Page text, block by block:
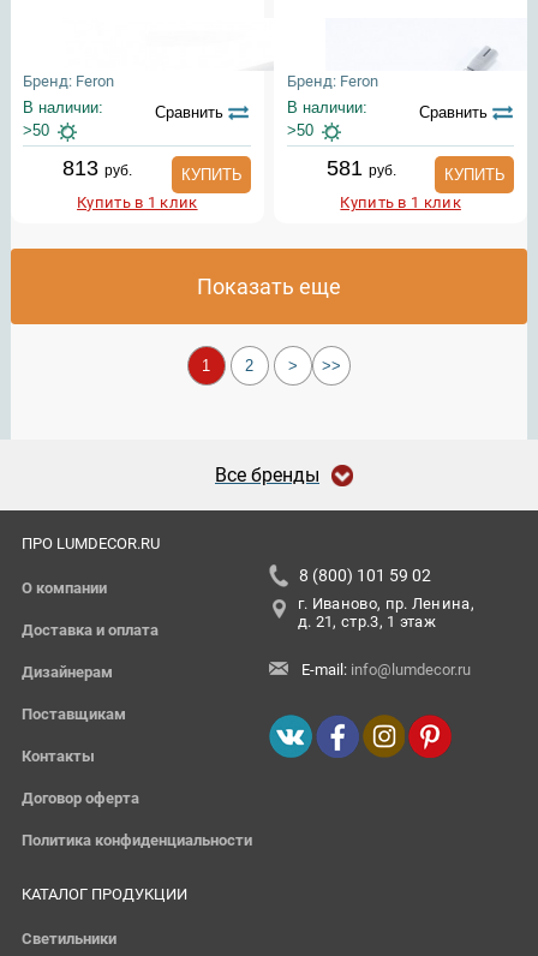
Бренд: Feron
В наличии:
>50
Сравнить
813руб.
КУПИТЬ
Купить в 1 клик
Бренд: Feron
В наличии:
>50
Сравнить
581 руб.
КУПИТЬ
Купить в 1 клик
Показать еще
1 2 > >>
Все бренды
ПРО LUMDECOR.RU
О компании
Доставка и оплата
Дизайнерам
Поставщикам
Контакты
Договор оферта
Политика конфиденциальности
КАТАЛОГ ПРОДУКЦИИ
Светильники
8 (800) 101 59 02
г. Иваново, пр. Ленина,
д. 21, стр.3, 1 этаж
E-mail: info@lumdecor.ru